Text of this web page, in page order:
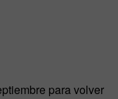
para volver